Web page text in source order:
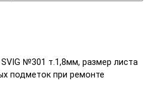
№301 т.1,8мм, размер листа
подметок при ремонте